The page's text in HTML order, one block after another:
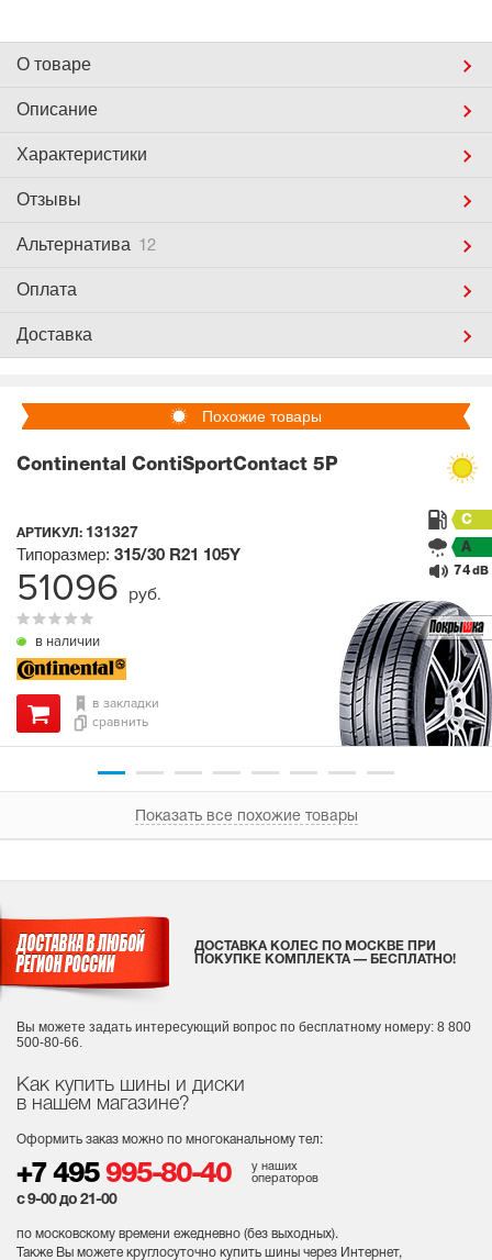
О товаре
Описание
Характеристики
Отзывы
Альтернатива 12
Оплата
Доставка
Похожие товары
Continental ContiSportContact 5P
АРТИКУЛ: 131327
в наличии
Типоразмер: 315/30 R21 105Y
C
A
74dB
в закладки
сравнить
51096 руб.
Показать все похожие товары
Как купить шины и диски
в нашем магазине?
Оформить заказ можно по многоканальному тел:
+7 495 995-80-40
у наших
операторов
с 9-00 до 21-00
по московскому времени ежедневно (без выходных).
Также Вы можете круглосуточно купить шины через Интернет,
ДОСТАВКА КОЛЕС ПО МОСКВЕ ПРИ
ПОКУПКЕ КОМПЛЕКТА — БЕСПЛАТНО!
Вы можете задать интересующий вопрос по бесплатному номеру: 8 800
500-80-66.